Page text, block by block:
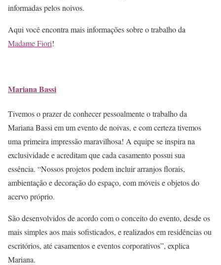
informadas pelos noivos.
Aqui você encontra mais informações sobre o trabalho da
Madame Fiori!
Mariana Bassi
Tivemos o prazer de conhecer pessoalmente o trabalho da
Mariana Bassi em um evento de noivas, e com certeza tivemos
uma primeira impressão maravilhosa! A equipe se inspira na
exclusividade e acreditam que cada casamento possui sua
essência. “Nossos projetos podem incluir arranjos florais,
ambientação e decoração do espaço, com móveis e objetos do
acervo próprio.
São desenvolvidos de acordo com o conceito do evento, desde os
mais simples aos mais sofisticados, e realizados em residências ou
escritórios, até casamentos e eventos corporativos”, explica
Mariana.